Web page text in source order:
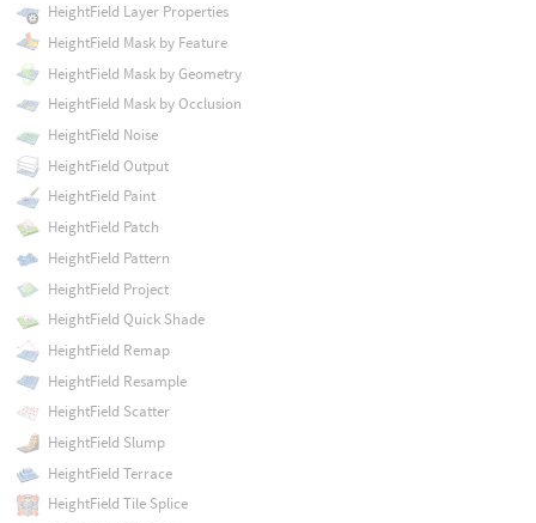
HeightField Layer Properties
HeightField Mask by Feature
HeightField Mask by Geometry
HeightField Mask by Occlusion
HeightField Noise
HeightField Output
HeightField Paint
HeightField Patch
HeightField Pattern
HeightField Project
HeightField Quick Shade
HeightField Remap
HeightField Resample
HeightField Scatter
HeightField Slump
HeightField Terrace
HeightField Tile Splice